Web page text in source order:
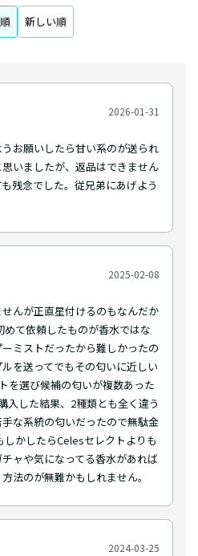
新しい順
2026-01-31
お願いしたら甘い系のが送られ
いましたが、返品はできません
残念でした。従兄弟にあげよう
2025-02-08
んが正直星付けるのもなんだか
て依頼したものが香水ではな
ミストだったから難しかったの
を送ってでもその匂いに近しい
を選び候補の匂いが複数あった
入した結果、2種類とも全く違う
な系統の匂いだったので無駄金
かしたらCelesセレクトよりも
ャや気になってる香水があれば
法のが無難かもしれません。
2024-03-25